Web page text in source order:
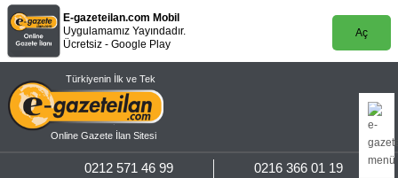
E-gazeteilan.com Mobil
Uygulamamız Yayındadır.
Ücretsiz - Google Play
Aç
Türkiyenin İlk ve Tek
Online Gazete İlan Sitesi
0216 366 01 19
0212 571 46 99